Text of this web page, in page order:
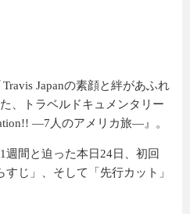
Japanの素顔と絆があふれ
、トラベルドキュメンタリー
―7人のアメリカ旅―』。
週間と迫った本日24日、初回
じ」、そして「先行カット」